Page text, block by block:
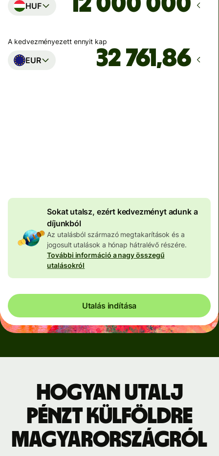
HUF
A kedvezményezett ennyit kap
EUR
Sokat utalsz, ezért kedvezményt adunk a
díjunkból
Az utalásból származó megtakarítások és a
jogosult utalások a hónap hátralévő részére.
További információ a nagy összegű
utalásokról
Utalás indítása
Hogyan utalj
pénzt külföldre
Magyarországról